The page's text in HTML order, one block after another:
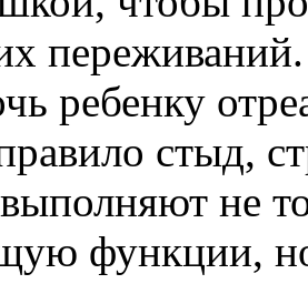
ребенку
стыд,
не
функции,